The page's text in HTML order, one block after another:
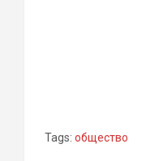
Tags: общество